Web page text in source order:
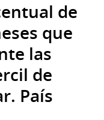
de
que
las
de
País